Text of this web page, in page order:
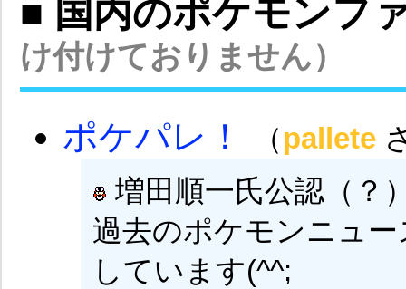
■ 国内のポケモンフ
け付けておりません）
ポケパレ！ （pallete
増田順一氏公認（？
過去のポケモンニュ
しています(^^;